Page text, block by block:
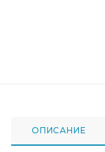
ОПИСАНИЕ